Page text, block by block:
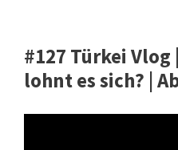
#127 Türkei
lohnt es sich? |